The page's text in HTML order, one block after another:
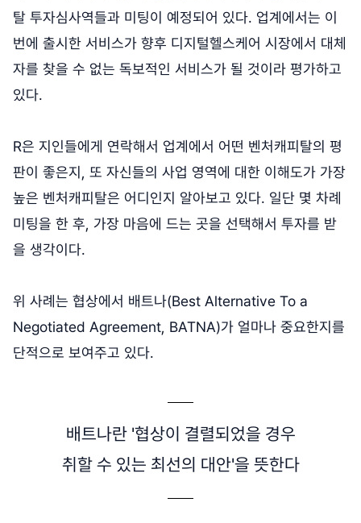
탈 투자심사역들과 미팅이 예정되어 있다. 업계에서는 이
번에 출시한 서비스가 향후 디지털헬스케어 시장에서 대체
자를 찾을 수 없는 독보적인 서비스가 될 것이라 평가하고
있다.
R은 지인들에게 연락해서 업계에서 어떤 벤처캐피탈의 평
판이 좋은지, 또 자신들의 사업 영역에 대한 이해도가 가장
높은 벤처캐피탈은 어디인지 알아보고 있다. 일단 몇 차례
미팅을 한 후, 가장 마음에 드는 곳을 선택해서 투자를 받
을 생각이다.
위 사례는 협상에서 배트나(Best Alternative To a
Negotiated Agreement, BATNA)가 얼마나 중요한지를
단적으로 보여주고 있다.
배트나란 '협상이 결렬되었을 경우
취할 수 있는 최선의 대안'을 뜻한다